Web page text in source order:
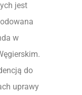
jest
w
do
uprawy